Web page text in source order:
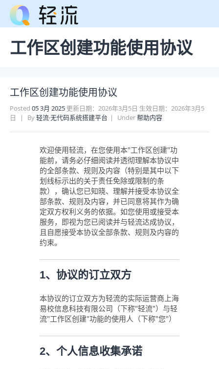
工作区创建功能使用协议
工作区创建功能使用协议
Posted 05 3月 2025 更新日期：2026年3月5日 生效日期：2026年3月5
日
By轻流·无代码系统搭建平台 Under帮助内容
欢迎使用轻流，在您使用本"工作区创建"功
能前，请务必仔细阅读并透彻理解本协议中
的全部条款、规则及内容（特别是其中以下
划线标示出的关于责任免除或限制的条
款），确认您已知晓、理解并接受本协议全
部条款、规则及内容，并已同意将其作为确
定双方权利义务的依据。如您使用或接受本
服务，即视为您已阅读并与轻流达成协议，
且自愿接受本协议全部条款、规则及内容的
约束。
1、协议的订立双方
本协议的订立双方为轻流的实际运营商上海
易校信息科技有限公司（下称"轻流"）与轻
流"工作区创建"功能的使用人（下称"您"）
2、个人信息收集承诺